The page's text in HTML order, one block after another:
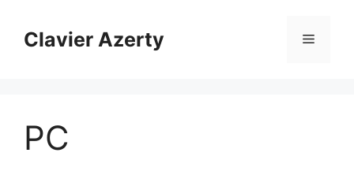
contenuClavier Azerty Menu
PC